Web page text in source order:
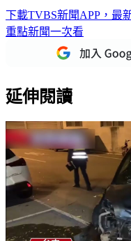
下載TVBS新聞APP，最
重點新聞一次看
延伸閱讀